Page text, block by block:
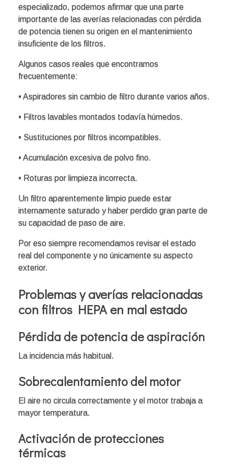
especializado, podemos afirmar que una parte
importante de las averías relacionadas con pérdida
de potencia tienen su origen en el mantenimiento
insuficiente de los filtros.
Algunos casos reales que encontramos
frecuentemente:
• Aspiradores sin cambio de filtro durante varios años.
• Filtros lavables montados todavía húmedos.
• Sustituciones por filtros incompatibles.
• Acumulación excesiva de polvo fino.
• Roturas por limpieza incorrecta.
Un filtro aparentemente limpio puede estar
internamente saturado y haber perdido gran parte de
su capacidad de paso de aire.
Por eso siempre recomendamos revisar el estado
real del componente y no únicamente su aspecto
exterior.
Problemas y averías relacionadas
con filtros HEPA en mal estado
Pérdida de potencia de aspiración
La incidencia más habitual.
Sobrecalentamiento del motor
El aire no circula correctamente y el motor trabaja a
mayor temperatura.
Activación de protecciones
térmicas